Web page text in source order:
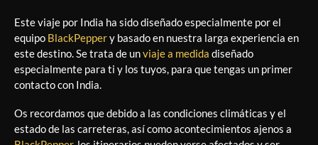
Este viaje por India ha sido diseñado especialmente por el
equipo BlackPeppery basado en nuestra larga experiencia en
este destino. Se trata de unviaje a medida diseñado
especialmente para ti y los tuyos, para que tengas un primer
contacto con India.
Os recordamos que debido a las condiciones climáticas y el
estado de las carreteras, así como acontecimientos ajenos a